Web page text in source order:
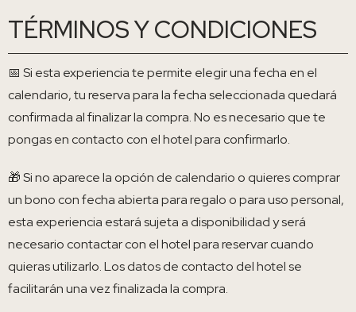
TÉRMINOS Y CONDICIONES
📅 Si esta experiencia te permite elegir una fecha en el
calendario, tu reserva para la fecha seleccionada quedará
confirmada al finalizar la compra. No es necesario que te
pongas en contacto con el hotel para confirmarlo.
🎁 Si no aparece la opción de calendario o quieres comprar
un bono con fecha abierta para regalo o para uso personal,
esta experiencia estará sujeta a disponibilidad y será
necesario contactar con el hotel para reservar cuando
quieras utilizarlo. Los datos de contacto del hotel se
facilitarán una vez finalizada la compra.